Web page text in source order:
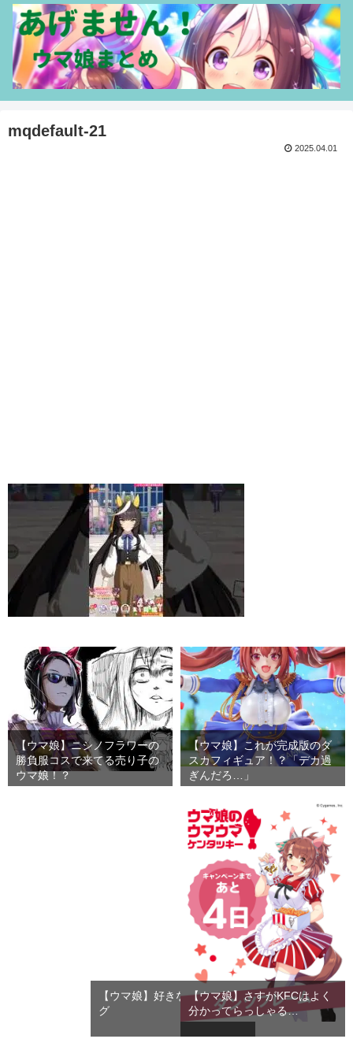
mqdefault-21
2025.04.01
【ウマ娘】ニシノフラワーの
勝負服コスで来てる売り子の
ウマ娘！？
【ウマ娘】これが完成版のダ
スカフィギュア！？「デカ過
ぎんだろ…」
【ウマ娘】好きなエンディン
グ
【ウマ娘】さすがKFCはよく
分かってらっしゃる…